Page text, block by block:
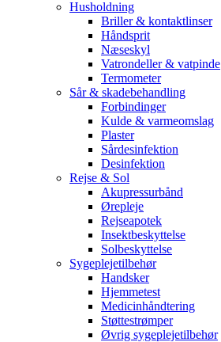
Husholdning
Briller & kontaktlinser
Håndsprit
Næseskyl
Vatrondeller & vatpinde
Termometer
Sår & skadebehandling
Forbindinger
Kulde & varmeomslag
Plaster
Sårdesinfektion
Desinfektion
Rejse & Sol
Akupressurbånd
Ørepleje
Rejseapotek
Insektbeskyttelse
Solbeskyttelse
Sygeplejetilbehør
Handsker
Hjemmetest
Medicinhåndtering
Støttestrømper
Øvrig sygeplejetilbehør